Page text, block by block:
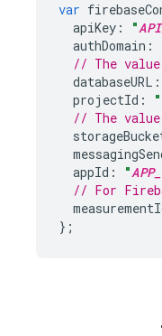
var
apiKey : "
authDomain :
// The value
databaseURL :
projectId : "
// The
appId : "
// For
};